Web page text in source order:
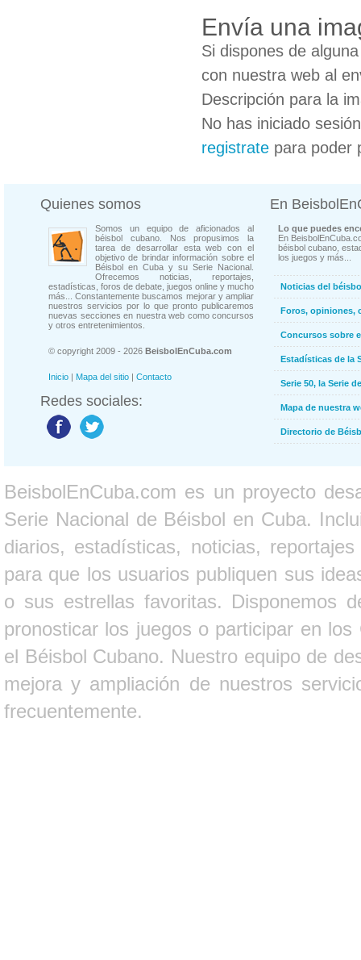
Envía una
Si dispones de
con nuestra web al
Descripción para la
No has iniciado
registrate para poder
Quienes somos
Somos un equipo de aficionados al
béisbol cubano. Nos propusimos la
tarea de desarrollar esta web con el
objetivo de brindar información sobre el
Béisbol en Cuba y su Serie Nacional.
Ofrecemos noticias, reportajes,
estadísticas, foros de debate, juegos online y mucho
más... Constantemente buscamos mejorar y ampliar
nuestros servicios por lo que pronto publicaremos
nuevas secciones en nuestra web como concursos
y otros entretenimientos.
© copyright 2009 - 2026 BeisbolEnCuba.com
Inicio | Mapa del sitio | Contacto
Redes sociales:
En
Lo que puedes
En
béisbol cubano,
los juegos y más...
Noticias del
Foros, opiniones,
Concursos sobre
Estadísticas de la
Serie 50, la Serie
Mapa de nuestra
Directorio de
BeisbolEnCuba.com es un proyecto
Serie Nacional de Béisbol en Cuba.
diarios, estadísticas, noticias,
para que los usuarios publiquen sus
o sus estrellas favoritas. Disponemos
pronosticar los juegos o participar en
el Béisbol Cubano. Nuestro equipo de
mejora y ampliación de nuestros
frecuentemente.